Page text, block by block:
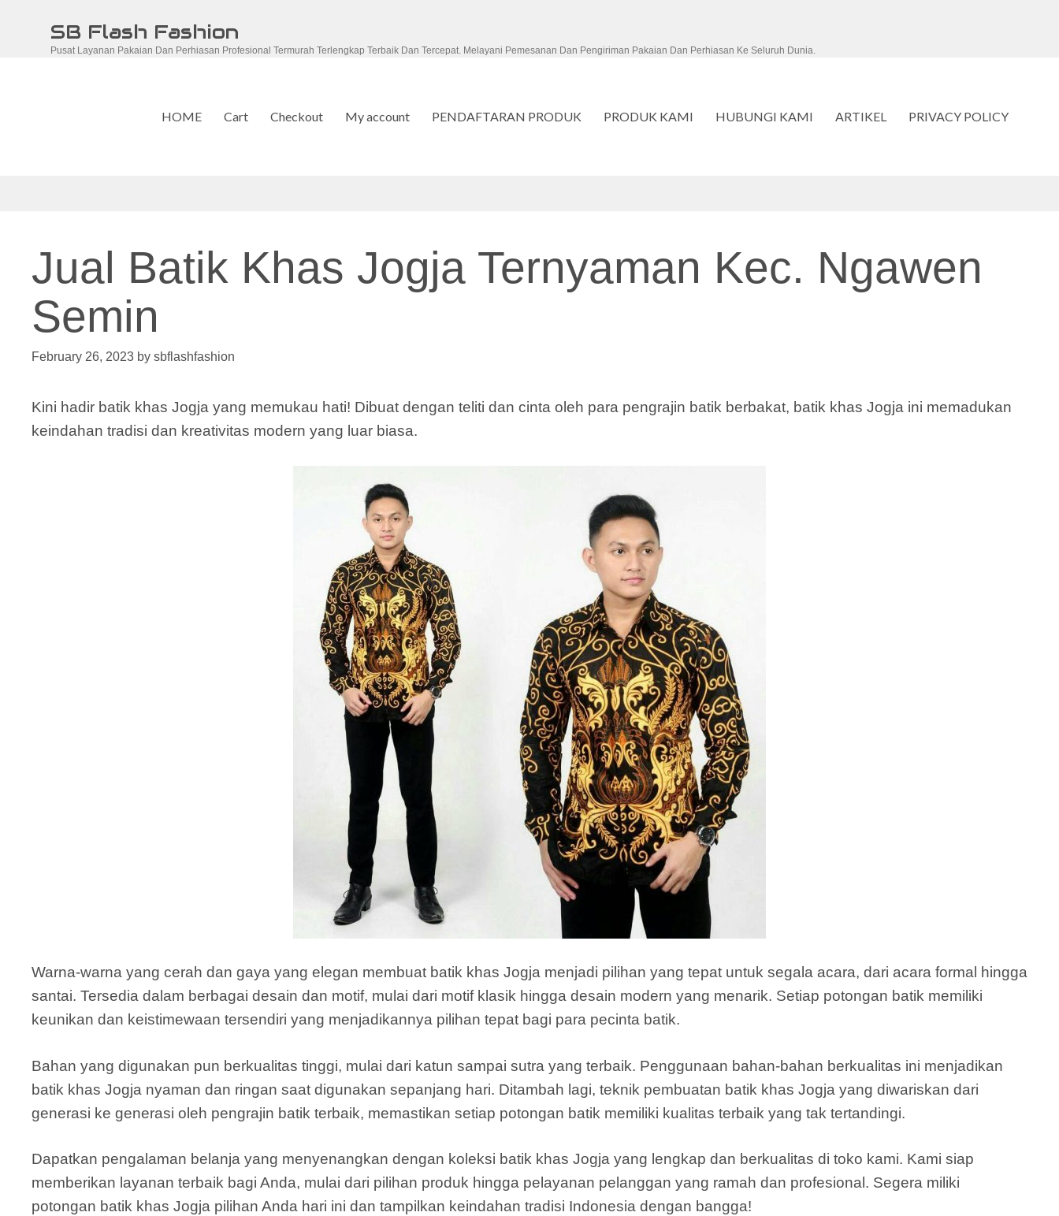
SB Flash Fashion
Pusat Layanan Pakaian Dan Perhiasan Profesional Termurah Terlengkap Terbaik Dan Tercepat. Melayani Pemesanan Dan Pengiriman Pakaian Dan Perhiasan Ke Seluruh Dunia.
HOME Cart Checkout My account PENDAFTARAN PRODUK PRODUK KAMI HUBUNGI KAMI ARTIKEL PRIVACY POLICY
Jual Batik Khas Jogja Ternyaman Kec. Ngawen
Semin
February 26, 2023 by sbflashfashion
Kini hadir batik khas Jogja yang memukau hati! Dibuat dengan teliti dan cinta oleh para pengrajin batik berbakat, batik khas Jogja ini memadukan
keindahan tradisi dan kreativitas modern yang luar biasa.
Warna-warna yang cerah dan gaya yang elegan membuat batik khas Jogja menjadi pilihan yang tepat untuk segala acara, dari acara formal hingga
santai. Tersedia dalam berbagai desain dan motif, mulai dari motif klasik hingga desain modern yang menarik. Setiap potongan batik memiliki
keunikan dan keistimewaan tersendiri yang menjadikannya pilihan tepat bagi para pecinta batik.
Bahan yang digunakan pun berkualitas tinggi, mulai dari katun sampai sutra yang terbaik. Penggunaan bahan-bahan berkualitas ini menjadikan
batik khas Jogja nyaman dan ringan saat digunakan sepanjang hari. Ditambah lagi, teknik pembuatan batik khas Jogja yang diwariskan dari
generasi ke generasi oleh pengrajin batik terbaik, memastikan setiap potongan batik memiliki kualitas terbaik yang tak tertandingi.
Dapatkan pengalaman belanja yang menyenangkan dengan koleksi batik khas Jogja yang lengkap dan berkualitas di toko kami. Kami siap
memberikan layanan terbaik bagi Anda, mulai dari pilihan produk hingga pelayanan pelanggan yang ramah dan profesional. Segera miliki
potongan batik khas Jogja pilihan Anda hari ini dan tampilkan keindahan tradisi Indonesia dengan bangga!